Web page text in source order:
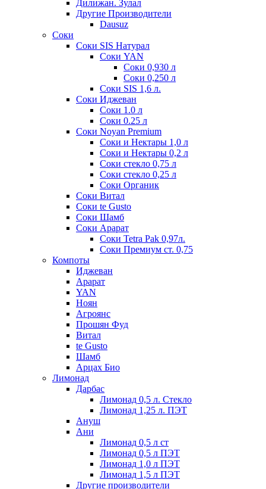
Дилижан. Зулал
Другие Производители
Dausuz
Соки
Соки SIS Натурал
Соки YAN
Соки 0,930 л
Соки 0,250 л
Соки SIS 1,6 л.
Соки Иджеван
Соки 1.0 л
Соки 0.25 л
Соки Noyan Premium
Соки и Нектары 1,0 л
Соки и Нектары 0,2 л
Соки стекло 0,75 л
Соки стекло 0,25 л
Соки Органик
Соки Витал
Соки te Gusto
Соки Шамб
Соки Арарат
Соки Tetra Pak 0,97л.
Соки Премиум ст. 0,75
Компоты
Иджеван
Арарат
YAN
Ноян
Агроянс
Прошян Фуд
Витал
te Gusto
Шамб
Арцах Био
Лимонад
Дарбас
Лимонад 0,5 л. Стекло
Лимонад 1,25 л. ПЭТ
Ануш
Ани
Лимонад 0,5 л ст
Лимонад 0,5 л ПЭТ
Лимонад 1,0 л ПЭТ
Лимонад 1,5 л ПЭТ
Другие производители